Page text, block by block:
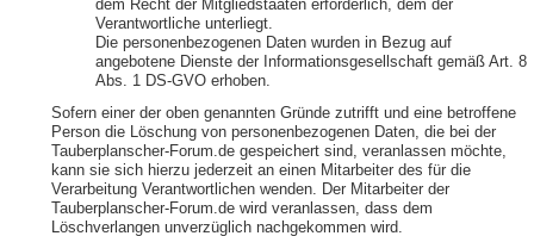
dem Recht der Mitgliedstaaten erforderlich, dem der
Verantwortliche unterliegt.
Die personenbezogenen Daten wurden in Bezug auf
angebotene Dienste der Informationsgesellschaft gemäß Art. 8
Abs. 1 DS-GVO erhoben.
Sofern einer der oben genannten Gründe zutrifft und eine betroffene
Person die Löschung von personenbezogenen Daten, die bei der
Tauberplanscher-Forum.de gespeichert sind, veranlassen möchte,
kann sie sich hierzu jederzeit an einen Mitarbeiter des für die
Verarbeitung Verantwortlichen wenden. Der Mitarbeiter der
Tauberplanscher-Forum.de wird veranlassen, dass dem
Löschverlangen unverzüglich nachgekommen wird.